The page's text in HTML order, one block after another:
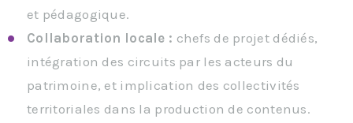
et pédagogique.
Collaboration locale : chefs de projet dédiés,
intégration des circuits par les acteurs du
patrimoine, et implication des collectivités
territoriales dans la production de contenus.